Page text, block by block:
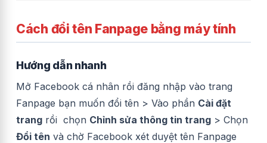
Cách đổi tên Fanpage bằng máy tính
Hướng dẫn nhanh
Mở Facebook cá nhân rồi đăng nhập vào trang
Fanpage bạn muốn đổi tên > Vào phần Cài đặt
trang rồi chọn Chỉnh sửa thông tin trang > Chọn
Đổi tên và chờ Facebook xét duyệt tên Fanpage